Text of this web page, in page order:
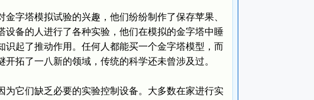
塔模拟试验的兴趣，他们纷纷制作了保存苹果、
备的人进行了各种实验，他们在模拟的金字塔中睡
起了推动作用。任何人都能买一个金字塔模型，而
拓了一八新的领域，传统的科学还未曾涉及过。
它们缺乏必要的实验控制设备。大多数在家进行实